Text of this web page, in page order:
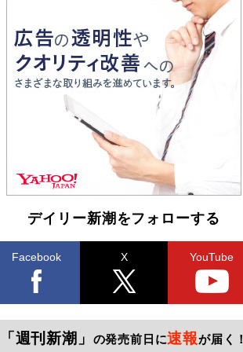
デイリー新潮をフォローする
Facebook X YouTube
「週刊新潮」 の発売前日に速報が届く！